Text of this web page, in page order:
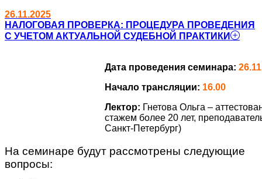
26.11.2025
НАЛОГОВАЯ ПРОВЕРКА: ПРОЦЕДУРА ПРОВЕДЕНИЯ
С УЧЕТОМ АКТУАЛЬНОЙ СУДЕБНОЙ ПРАКТИКИ
Дата проведения семинара:
Начало трансляции: 16.00
Лектор: Гнетова Ольга –
стажем более 20 лет,
Санкт-Петербург)
На семинаре будут рассмотрены следующие
вопросы: